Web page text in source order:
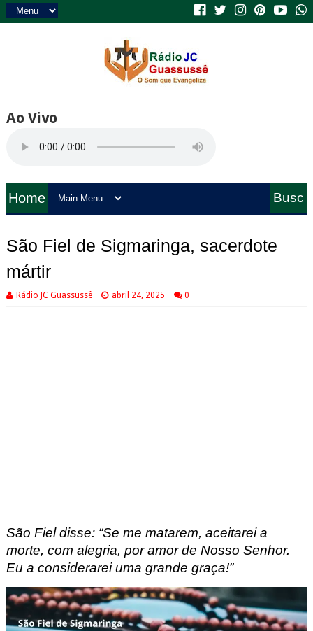
Ao Vivo
Home
Busc
São Fiel de Sigmaringa, sacerdote
mártir
Rádio JC Guassussê abril 24, 2025 0
São Fiel disse: “Se me matarem, aceitarei a
morte, com alegria, por amor de Nosso Senhor.
Eu a considerarei uma grande graça!”